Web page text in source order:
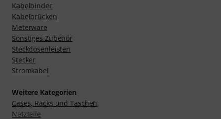
Kabelbinder
Kabelbrücken
Meterware
Sonstiges Zubehör
Steckdosenleisten
Stecker
Stromkabel
Weitere Kategorien
Cases, Racks und Taschen
Netzteile